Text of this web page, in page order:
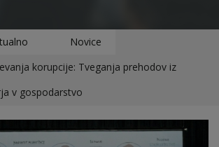
Novice
korupcije: Tveganja prehodov iz
v gospodarstvo